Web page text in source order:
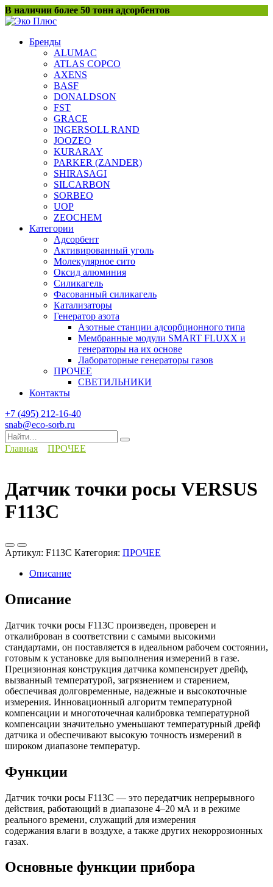
Перейти
к
В наличии более 50 тонн адсорбентов
Бренды
ALUMAC
ATLAS COPCO
AXENS
BASF
DONALDSON
FST
GRACE
INGERSOLL RAND
JOOZEO
KURARAY
PARKER (ZANDER)
SHIRASAGI
SILCARBON
SORBEO
UOP
ZEOCHEM
Категории
Адсорбент
Активированный уголь
Молекулярное сито
Оксид алюминия
Силикагель
Фасованный силикагель
Катализаторы
Генератор азота
Азотные станции адсорбционного типа
Мембранные модули SMART FLUXX и
генераторы на их основе
Лабораторные генераторы газов
ПРОЧЕЕ
СВЕТИЛЬНИКИ
Контакты
+7 (495) 212-16-40
snab@eco-sorb.ru
Search
for:
Главная ПРОЧЕЕ
Датчик точки росы VERSUS
F113C
Артикул: F113C Категория: ПРОЧЕЕ
Описание
Описание
Датчик точки росы F113C произведен, проверен и
откалиброван в соответствии с самыми высокими
стандартами, он поставляется в идеальном рабочем состоянии,
готовым к установке для выполнения измерений в газе.
Прецизионная конструкция датчика компенсирует дрейф,
вызванный температурой, загрязнением и старением,
обеспечивая долговременные, надежные и высокоточные
измерения. Инновационный алгоритм температурной
компенсации и многоточечная калибровка температурной
компенсации значительно уменьшают температурный дрейф
датчика и обеспечивают высокую точность измерений в
широком диапазоне температур.
Функции
Датчик точки росы F113C — это передатчик непрерывного
действия, работающий в диапазоне 4–20 мА и в режиме
реального времени, служащий для измерения
содержания влаги в воздухе, а также других некоррозионных
газах.
Основные функции прибора